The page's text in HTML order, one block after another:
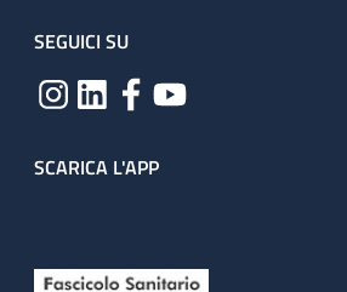
SEGUICI SU
SCARICA L'APP